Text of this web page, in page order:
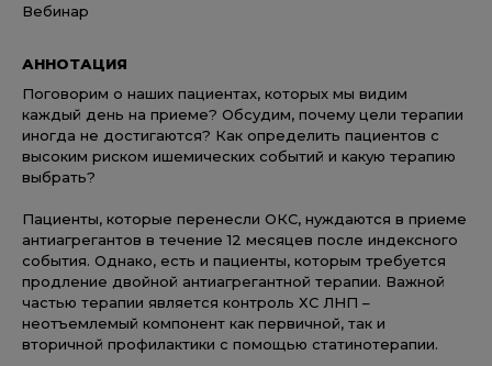
Вебинар
АННОТАЦИЯ
Поговорим о наших пациентах, которых мы видим
каждый день на приеме? Обсудим, почему цели терапии
иногда не достигаются? Как определить пациентов с
высоким риском ишемических событий и какую терапию
выбрать?
Пациенты, которые перенесли ОКС, нуждаются в приеме
антиагрегантов в течение 12 месяцев после индексного
события. Однако, есть и пациенты, которым требуется
продление двойной антиагрегантной терапии. Важной
частью терапии является контроль ХС ЛНП –
неотъемлемый компонент как первичной, так и
вторичной профилактики с помощью статинотерапии.